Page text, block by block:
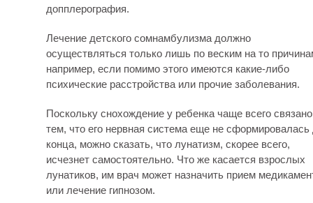
допплерография.
Лечение детского сомнамбулизма должно
осуществляться только лишь по веским на то
например, если помимо этого имеются какие-либо
психические расстройства или прочие заболевания.
Поскольку снохождение у ребенка чаще всего
тем, что его нервная система еще не сформировалась
конца, можно сказать, что лунатизм, скорее всего,
исчезнет самостоятельно. Что же касается взрослых
лунатиков, им врач может назначить прием
или лечение гипнозом.